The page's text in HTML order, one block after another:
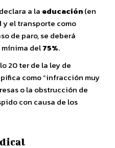
a la educación(en
y el transporte como
de paro, se deberá
del75%.
20 ter de la ley de
como “infracción muy
o la obstrucción de
con causa de los